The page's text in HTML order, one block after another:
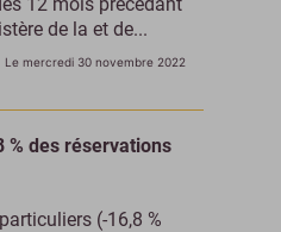
de la et de...
Le mercredi 30 novembre 2022
% des réservations
(-16,8 %